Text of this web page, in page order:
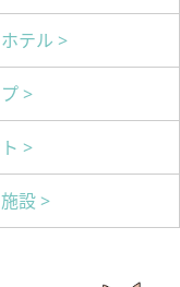
テル >
>
>
設 >